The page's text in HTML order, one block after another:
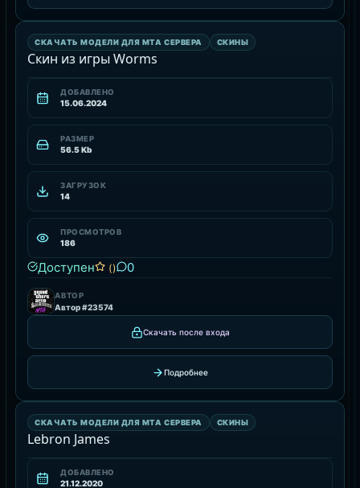
РЕСУРС
СКАЧАТЬ МОДЕЛИ ДЛЯ MTA СЕРВЕРА СКИНЫ
Скин из игры Worms
ДОБАВЛЕНО
15.06.2024
РАЗМЕР
56.5 Kb
ЗАГРУЗОК
14
ПРОСМОТРОВ
186
Доступен () 0
АВТОР
Автор #23574
Скачать после входа
Подробнее
РЕСУРС
СКАЧАТЬ МОДЕЛИ ДЛЯ MTA СЕРВЕРА СКИНЫ
Lebron James
ДОБАВЛЕНО
21.12.2020